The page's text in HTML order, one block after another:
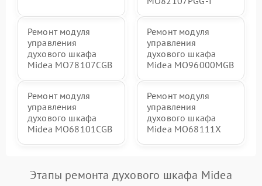
Ремонт модуля
управления
духового шкафа
Midea MO78107CGB
Ремонт модуля
управления
духового шкафа
Midea MO96000MGB
Ремонт модуля
управления
духового шкафа
Midea MO68101CGB
Ремонт модуля
управления
духового шкафа
Midea MO68111X
Этапы ремонта духового шкафа Midea